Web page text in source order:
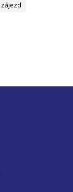
zájezd